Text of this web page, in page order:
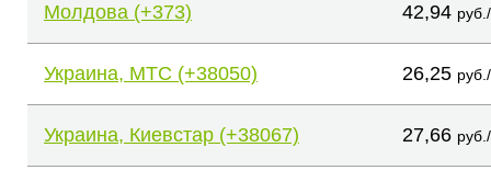
Молдова (+373) 42,94
Украина, МТС (+38050) 26,25
Украина, Киевстар (+38067) 27,66